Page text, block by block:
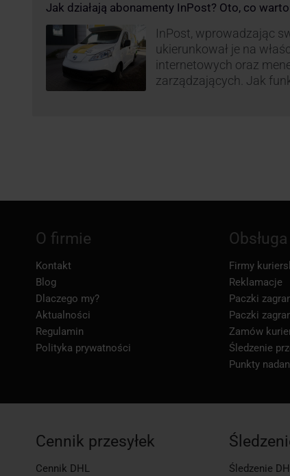
postanowił wprowadzić
wzbudziło ogromny
Jak działają abonamenty InPost? Oto, co
InPost, wprowadzając
ukierunkował je na
internetowych oraz
zarządzających. Jak
O firmie
Kontakt
Blog
Dlaczego my?
Aktualności
Regulamin
Polityka prywatności
Firmy
Reklamacje
Paczki
Paczki
Zamów
Śledzenie
Punkty
Cennik przesyłek
Cennik DHL Śledzenie